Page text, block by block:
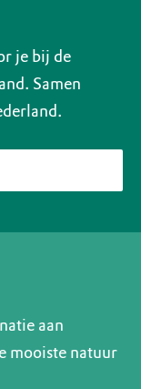
je bij de
Samen
aan
mooiste natuur